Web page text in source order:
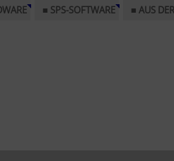
■ SPS-SOFTWARE ■ AUS